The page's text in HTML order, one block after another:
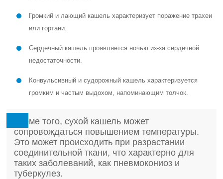
Громкий и лающий кашель характеризует поражение трахеи
или гортани.
Сердечный кашель проявляется ночью из-за сердечной
недостаточности.
Конвульсивный и судорожный кашель характеризуется
громким и частым выдохом, напоминающим толчок.
Кроме того, сухой кашель может
сопровождаться повышением температуры.
Это может происходить при разрастании
соединительной ткани, что характерно для
таких заболеваний, как пневмокониоз и
туберкулез.